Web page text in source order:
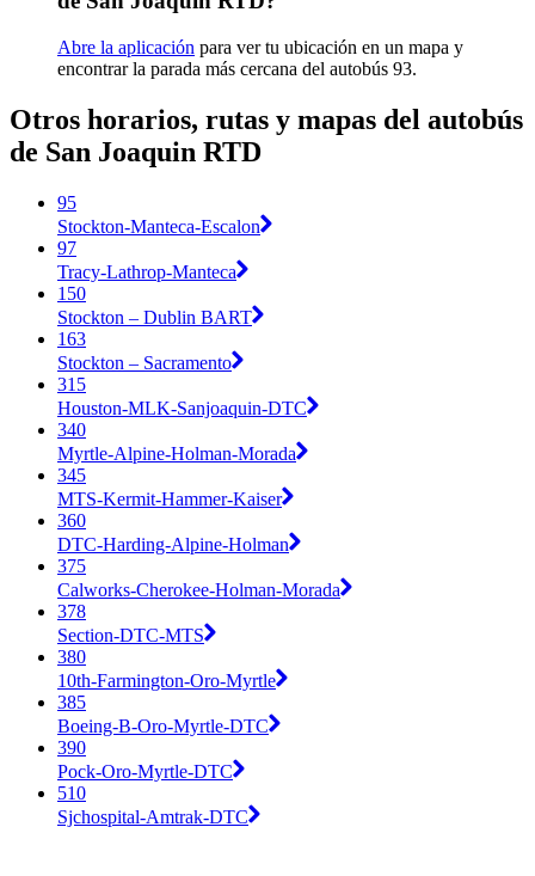
Abre la aplicación para ver tu ubicación en un mapa y
encontrar la parada más cercana del autobús 93.
Otros horarios, rutas y mapas del autobús
de San Joaquin RTD
95
Stockton-Manteca-Escalon
97
Tracy-Lathrop-Manteca
150
Stockton – Dublin BART
163
Stockton – Sacramento
315
Houston-MLK-Sanjoaquin-DTC
340
Myrtle-Alpine-Holman-Morada
345
MTS-Kermit-Hammer-Kaiser
360
DTC-Harding-Alpine-Holman
375
Calworks-Cherokee-Holman-Morada
378
Section-DTC-MTS
380
10th-Farmington-Oro-Myrtle
385
Boeing-B-Oro-Myrtle-DTC
390
Pock-Oro-Myrtle-DTC
510
Sjchospital-Amtrak-DTC